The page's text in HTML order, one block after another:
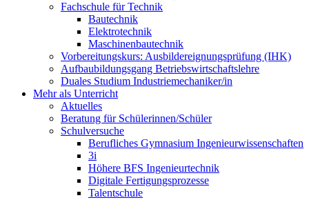
Fachschule für Technik
Bautechnik
Elektrotechnik
Maschinenbautechnik
Vorbereitungskurs: Ausbildereignungsprüfung (IHK)
Aufbaubildungsgang Betriebswirtschaftslehre
Duales Studium Industriemechaniker/in
Mehr als Unterricht
Aktuelles
Beratung für Schülerinnen/Schüler
Schulversuche
Berufliches Gymnasium Ingenieurwissenschaften
3i
Höhere BFS Ingenieurtechnik
Digitale Fertigungsprozesse
Talentschule